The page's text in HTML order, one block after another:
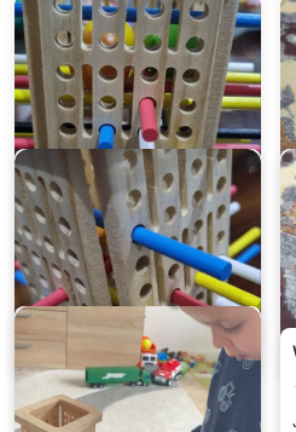
Monika
★★★★★
Velmi dobrá hra pro jemnou
motoriku.
Ladislava